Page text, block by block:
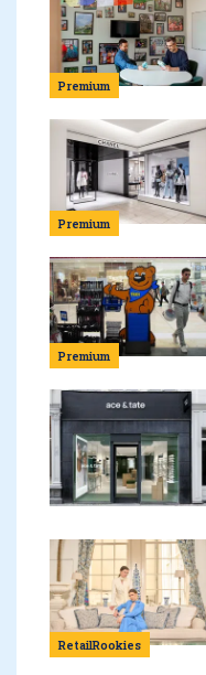
Premium
Premium
Premium
RetailRookies